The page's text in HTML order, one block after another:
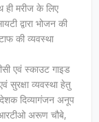
ही मरीज के लिए
द्वारा भोजन की
की व्यवस्था
एवं स्काउट गाइड
सुरक्षा व्यवस्था हेतु
दिव्यागंजन अनूप
अरूण चौबे,